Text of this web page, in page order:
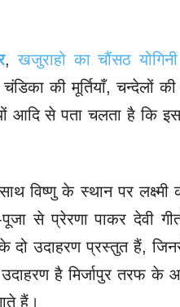
,खजुराहो का चौंसठ योगिनी
की मूर्तियाँ, चन्देलों की
आदि से पता चलता है कि
विष्णु के स्थान पर लक्ष्मी
से प्रेरणा पाकर देवी
दो उदाहरण प्रस्तुत हैं,
है मिर्जापुर तरफ के
हैं।